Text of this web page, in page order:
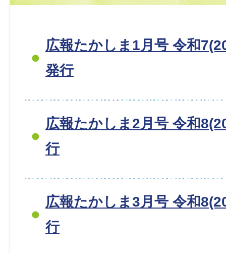
広報たかしま1月号 令和
発行
広報たかしま2月号 令和
行
広報たかしま3月号 令和
行